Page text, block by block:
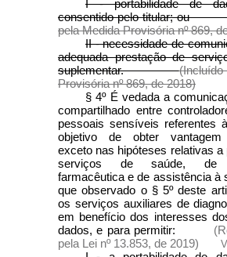
I - portabilidade de
consentido pelo
pela Medida Provisória nº 869,
II - necessidade de
adequada prestação de
suplementar.
Provisória nº 869, de 2018)
§ 4º É vedada a
compartilhado entre
pessoais sensíveis referentes
objetivo de obter vantagem
exceto nas hipóteses relativas a
serviços de saúde, de
farmacêutica e de assistência à
que observado o § 5º deste
os serviços auxiliares de
em benefício dos interesses
dados, e para permitir:
pela Lei nº 13.853, de 2019)